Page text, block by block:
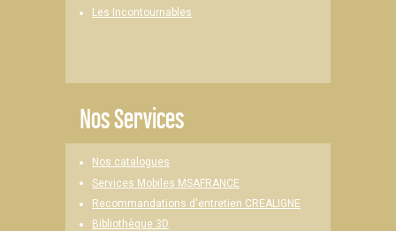
Les Incontournables
Nos Services
Nos catalogues
Services Mobiles MSAFRANCE
Recommandations d'entretien CREALIGNE
Bibliothèque 3D